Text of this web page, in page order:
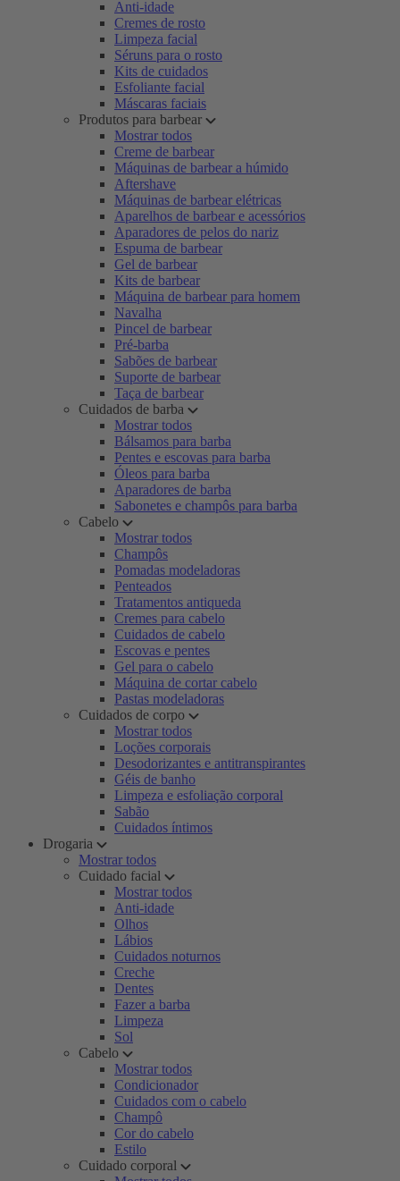
Anti-idade
Cremes de rosto
Limpeza facial
Séruns para o rosto
Kits de cuidados
Esfoliante facial
Máscaras faciais
Produtos para barbear
Mostrar todos
Creme de barbear
Máquinas de barbear a húmido
Aftershave
Máquinas de barbear elétricas
Aparelhos de barbear e acessórios
Aparadores de pelos do nariz
Espuma de barbear
Gel de barbear
Kits de barbear
Máquina de barbear para homem
Navalha
Pincel de barbear
Pré-barba
Sabões de barbear
Suporte de barbear
Taça de barbear
Cuidados de barba
Mostrar todos
Bálsamos para barba
Pentes e escovas para barba
Óleos para barba
Aparadores de barba
Sabonetes e champôs para barba
Cabelo
Mostrar todos
Champôs
Pomadas modeladoras
Penteados
Tratamentos antiqueda
Cremes para cabelo
Cuidados de cabelo
Escovas e pentes
Gel para o cabelo
Máquina de cortar cabelo
Pastas modeladoras
Cuidados de corpo
Mostrar todos
Loções corporais
Desodorizantes e antitranspirantes
Géis de banho
Limpeza e esfoliação corporal
Sabão
Cuidados íntimos
Drogaria
Mostrar todos
Cuidado facial
Mostrar todos
Anti-idade
Olhos
Lábios
Cuidados noturnos
Creche
Dentes
Fazer a barba
Limpeza
Sol
Cabelo
Mostrar todos
Condicionador
Cuidados com o cabelo
Champô
Cor do cabelo
Estilo
Cuidado corporal